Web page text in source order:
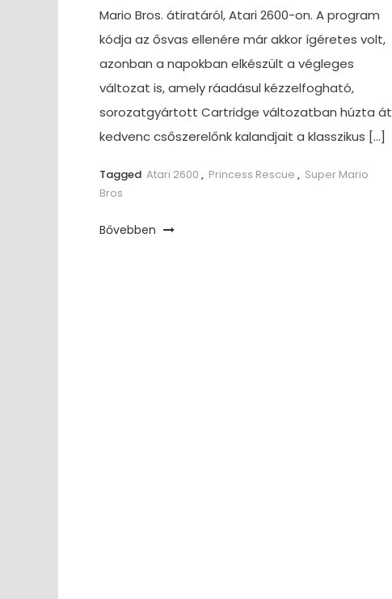
Mario Bros. átiratáról, Atari 2600-on. A program
kódja az ősvas ellenére már akkor ígéretes volt,
azonban a napokban elkészült a végleges
változat is, amely ráadásul kézzelfogható,
sorozatgyártott Cartridge változatban húzta át
kedvenc csőszerelőnk kalandjait a klasszikus […]
Tagged Atari 2600 , Princess Rescue , Super Mario
Bros
Bővebben